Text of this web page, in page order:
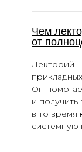
Чем
от
Лекторий
Он
и получить
в то время
системную
© МИИН, 2026
Пользовательское
Согласие на
Согласие на
Лицензия на
обеспечения